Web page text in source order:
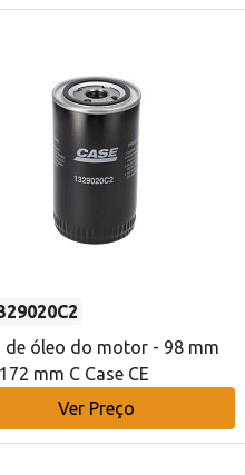
de óleo do motor - 98 mm
mm C Case CE
Ver Preço